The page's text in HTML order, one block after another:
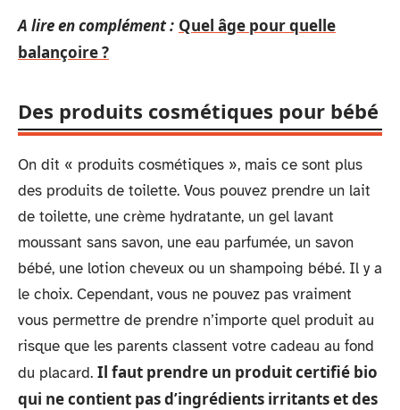
A lire en complément : Quel âge pour quelle
balançoire ?
Des produits cosmétiques pour bébé
On dit « produits cosmétiques », mais ce sont plus
des produits de toilette. Vous pouvez prendre un lait
de toilette, une crème hydratante, un gel lavant
moussant sans savon, une eau parfumée, un savon
bébé, une lotion cheveux ou un shampoing bébé. Il y a
le choix. Cependant, vous ne pouvez pas vraiment
vous permettre de prendre n’importe quel produit au
risque que les parents classent votre cadeau au fond
du placard. Il faut prendre un produit certifié bio
qui ne contient pas d’ingrédients irritants et des